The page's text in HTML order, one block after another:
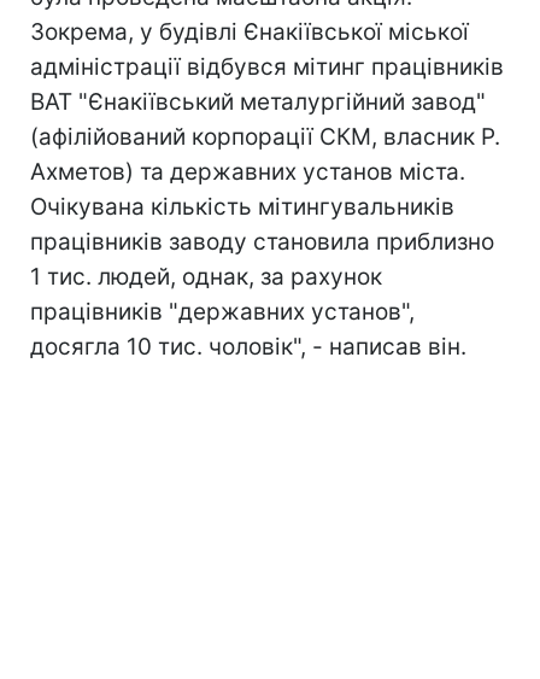
Зокрема, у будівлі Єнакіївської міської
адміністрації відбувся мітинг працівників
ВАТ "Єнакіївський металургійний завод"
(афілійований корпорації СКМ, власник Р.
Ахметов) та державних установ міста.
Очікувана кількість мітингувальників
працівників заводу становила приблизно
1 тис. людей, однак, за рахунок
працівників "державних установ",
досягла 10 тис. чоловік", - написав він.